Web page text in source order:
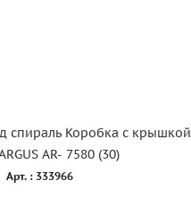
спираль Коробка с крышкой
ARGUS AR- 7580 (30)
Арт. : 333966